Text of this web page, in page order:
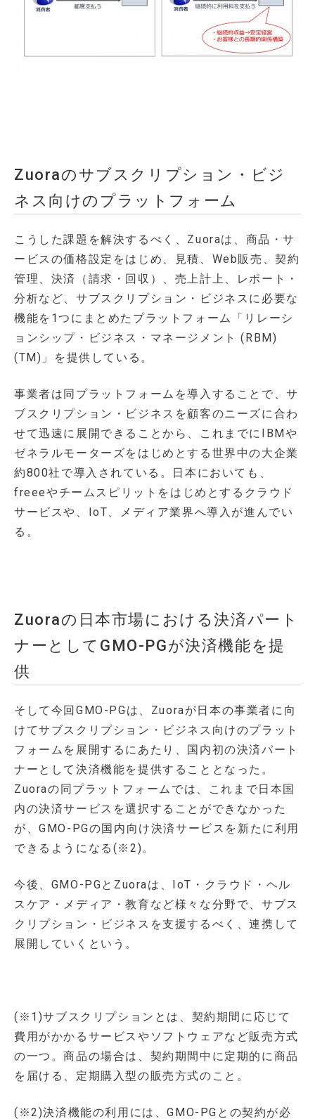
Zuoraのサブスクリプション・ビジ
ネス向けのプラットフォーム
こうした課題を解決するべく、Zuoraは、商品・サ
ービスの価格設定をはじめ、見積、Web販売、契約
管理、決済（請求・回収）、売上計上、レポート・
分析など、サブスクリプション・ビジネスに必要な
機能を1つにまとめたプラットフォーム「リレーシ
ョンシップ・ビジネス・マネージメント (RBM)
(TM)」を提供している。
事業者は同プラットフォームを導入することで、サ
ブスクリプション・ビジネスを顧客のニーズに合わ
せて迅速に展開できることから、これまでにIBMや
ゼネラルモーターズをはじめとする世界中の大企業
約800社で導入されている。日本においても、
freeeやチームスピリットをはじめとするクラウド
サービスや、IoT、メディア業界へ導入が進んでい
る。
Zuoraの日本市場における決済パート
ナーとしてGMO-PGが決済機能を提
供
そして今回GMO-PGは、Zuoraが日本の事業者に向
けてサブスクリプション・ビジネス向けのプラット
フォームを展開するにあたり、国内初の決済パート
ナーとして決済機能を提供することとなった。
Zuoraの同プラットフォームでは、これまで日本国
内の決済サービスを選択することができなかった
が、GMO-PGの国内向け決済サービスを新たに利用
できるようになる(※2)。
今後、GMO-PGとZuoraは、IoT・クラウド・ヘル
スケア・メディア・教育など様々な分野で、サブス
クリプション・ビジネスを支援するべく、連携して
展開していくという。
(※1)サブスクリプションとは、契約期間に応じて
費用がかかるサービスやソフトウェアなど販売方式
の一つ。商品の場合は、契約期間中に定期的に商品
を届ける、定期購入型の販売方式のこと。
(※2)決済機能の利用には、GMO-PGとの契約が必